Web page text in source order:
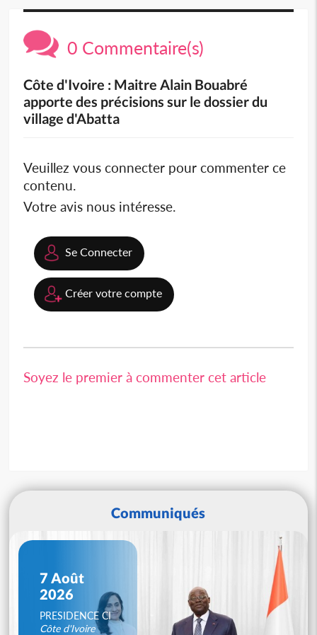
0 Commentaire(s)
Côte d'Ivoire : Maitre Alain Bouabré
apporte des précisions sur le dossier du
village d'Abatta
Veuillez vous connecter pour commenter ce
contenu.
Votre avis nous intéresse.
Se Connecter
Créer votre compte
Soyez le premier à commenter cet article
Communiqués
7 Août
2026
PRESIDENCE CI
Côte d'Ivoire